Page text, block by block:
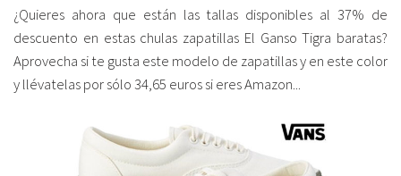
¿Quieres ahora que están las tallas disponibles al 37% de
descuento en estas chulas zapatillas El Ganso Tigra baratas?
Aprovecha si te gusta este modelo de zapatillas y en este color
y llévatelas por sólo 34,65 euros si eres Amazon...